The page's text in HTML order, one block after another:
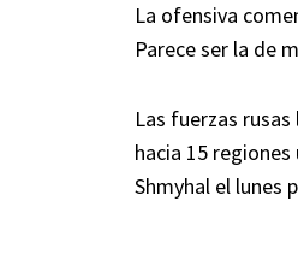
La ofensiva
Parece ser la de
Las fuerzas
hacia 15
Shmyhal el lunes